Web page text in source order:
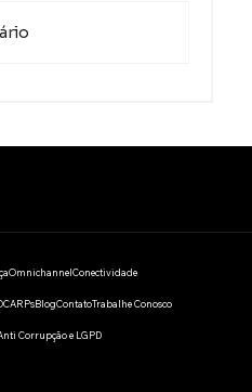
não viu).
OmnichannelConectividade
ARPsBlogContatoTrabalhe Conosco
Corrupção e LGPD